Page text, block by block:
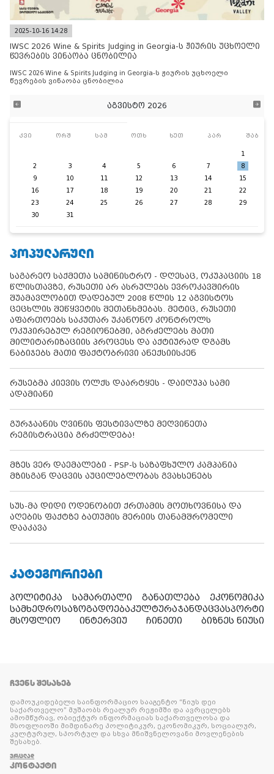
2025-10-16 14:28
IWSC 2026 Wine & Spirits Judging in Georgia-ს ჟიურის უცხოელი
წევრების ვინაობა ცნობილია
IWSC 2026 Wine & Spirits Judging in Georgia-ს ჟიურის უცხოელი
წევრების ვინაობა ცნობილია
აგვისტო 2026
კვი ორშ სამ ოთხ ხუთ პარ შაბ
1
2
3 4 5 6 7
8
9
10 11 12 13 14
15
16
17 18 19 20 21
22
23
24 25 26 27 28
29
30
31
ᲞᲝᲞᲣᲚᲐᲠᲣᲚᲘ
საგარეო საქმეთა სამინისტრო - დღესაც, ოკუპაციის 18
წლისთავზე, რუსეთი არ ასრულებს ევროკავშირის
შუამავლობით დადებულ 2008 წლის 12 აგვისტოს
ცეცხლის შეწყვეტის შეთანხმებას. მეტიც, რუსეთი
აფართოებს საკუთარ უკანონო კონტროლს
ოკუპირებულ რეგიონებში, აგრძელებს მათი
მილიტარიზაციის პროცესს და აქტიურად დგამს
ნაბიჯებს მათი ფაქტობრივი ანექსიისკენ
რუსებმა კიევის ოლქს დაარტყეს - დაიღუპა სამი
ადამიანი
გურჯაანის ღვინის ფესტივალზე მეღვინეთა
რეგისტრაცია გრძელდება!
მზეს ვერ დაემალები - PSP-ს საზაფხულო კამპანია
მზისგან დაცვის აუცილებლობას გვახსენებს
სუს-მა დიდი ოდენობით ქრთამის მოთხოვნისა და
აღების ფაქტზე ბათუმის მერიის თანამშრომელი
დააკავა
ᲙᲐᲢᲔᲒᲝᲠᲘᲔᲑᲘ
პოლიტიკა სამართალი განათლება
ეკონომიკა
სამხედროსაზოგადოებაკულტურაჯანდაცვასპორტი
მსოფლიო
ინტერვიუ ჩინეთი ბიზნეს ნიუსი
ᲩᲕᲔᲜᲡ ᲨᲔᲡᲐᲮᲔᲑ
დამოუკიდებელი საინფორმაციო სააგენტო “ნიუს დეი
საქართველო” მუშაობს რეალურ რეჟიმში და ავრცელებს
ამომწურავ, ობიექტურ ინფორმაციას საქართველოსა და
მსოფლიოში მიმდინარე პოლიტიკურ, ეკონომიკურ, სოციალურ,
კულტურულ, სპორტულ და სხვა მნიშვნელოვანი მოვლენების
შესახებ.
ᲕᲠᲪᲚᲐᲓ
ᲙᲝᲜᲢᲐᲥᲢᲘ